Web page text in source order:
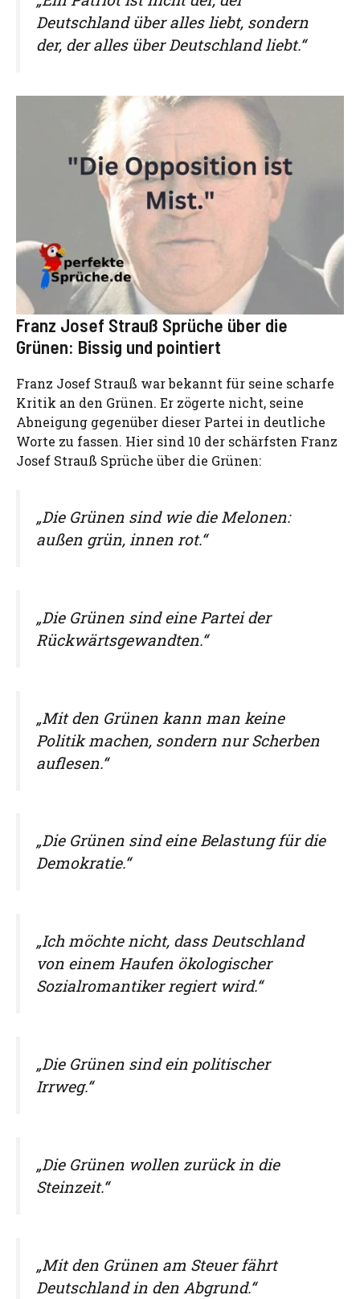
Deutschland über alles liebt, sondern
der, der alles über Deutschland liebt.“
Franz Josef Strauß Sprüche über die
Grünen: Bissig und pointiert
Franz Josef Strauß war bekannt für seine scharfe
Kritik an den Grünen. Er zögerte nicht, seine
Abneigung gegenüber dieser Partei in deutliche
Worte zu fassen. Hier sind 10 der schärfsten Franz
Josef Strauß Sprüche über die Grünen:
„Die Grünen sind wie die Melonen:
außen grün, innen rot.“
„Die Grünen sind eine Partei der
Rückwärtsgewandten.“
„Mit den Grünen kann man keine
Politik machen, sondern nur Scherben
auflesen.“
„Die Grünen sind eine Belastung für die
Demokratie.“
„Ich möchte nicht, dass Deutschland
von einem Haufen ökologischer
Sozialromantiker regiert wird.“
„Die Grünen sind ein politischer
Irrweg.“
„Die Grünen wollen zurück in die
Steinzeit.“
„Mit den Grünen am Steuer fährt
Deutschland in den Abgrund.“